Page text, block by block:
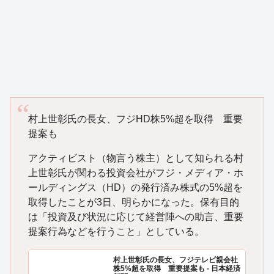
村上世彰氏の長女、フジHD株5%超を取得 重要
提案も
アクティビスト（物言う株主）として知られる村
上世彰氏が関わる投資会社がフジ・メディア・ホ
ールディングス（HD）の発行済み株式の5%超を
取得したことが3日、明らかになった。保有目的
は「投資及び状況に応じて経営陣への助言、重要
提案行為などを行うこと」としている。
村上世彰氏の長女、フジテレビ親会社
株5%超を取得 重要提案も - 日本経済